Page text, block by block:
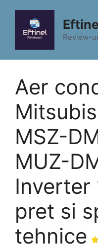
conținut
Review-
Aer
MSZ-
MUZ-
Inverter
pret si
tehnice